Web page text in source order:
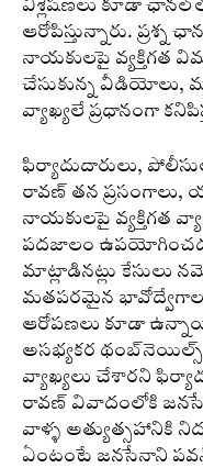
విశ్లేషణలు కూడా
ఆరోపిస్తున్నారు.
నాయకులపై వ్యక్తిగత
చేసుకున్న వీడియోలు,
వ్యాఖ్యలే ప్రధానంగా
ఫిర్యాదుదారులు,
రావణ్ తన
నాయకులపై వ్యక్తిగత
పదజాలం
మాట్లాడినట్లు కేసులు
మతపరమైన
ఆరోపణలు కూడా
అసభ్యకర థంబ్‌నెయిల్స్,
వ్యాఖ్యలు చేశారని
రావణ్ వివాదంలోకి
వాళ్ళ అత్యుత్సహానికి
ఏంటంటే జనసేనాని